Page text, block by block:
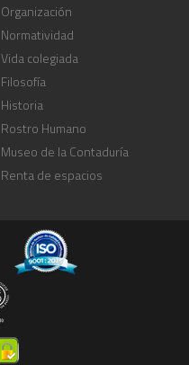
Organización
Normatividad
Vida colegiada
Filosofía
Historia
Rostro Humano
Museo de la Contaduría
Renta de espacios